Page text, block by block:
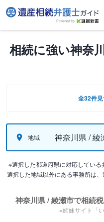
相続に強い神奈
全32件見
地域 神奈川県 / 綾
※選択した都道府県に対応してい
選択した地域以外にある事務所は
神奈川県 / 綾瀬市で相続
※姉妹サイト「